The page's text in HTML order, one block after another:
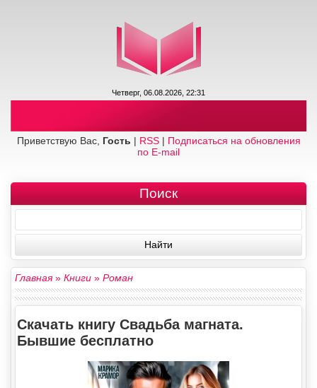
Четверг, 06.08.2026, 22:31
Приветствую Вас, Гость | RSS| Подписаться на обновления
по E-mail
Поиск
Главная» Книги » Роман
Скачать книгу Свадьба магната.
Бывшие бесплатно